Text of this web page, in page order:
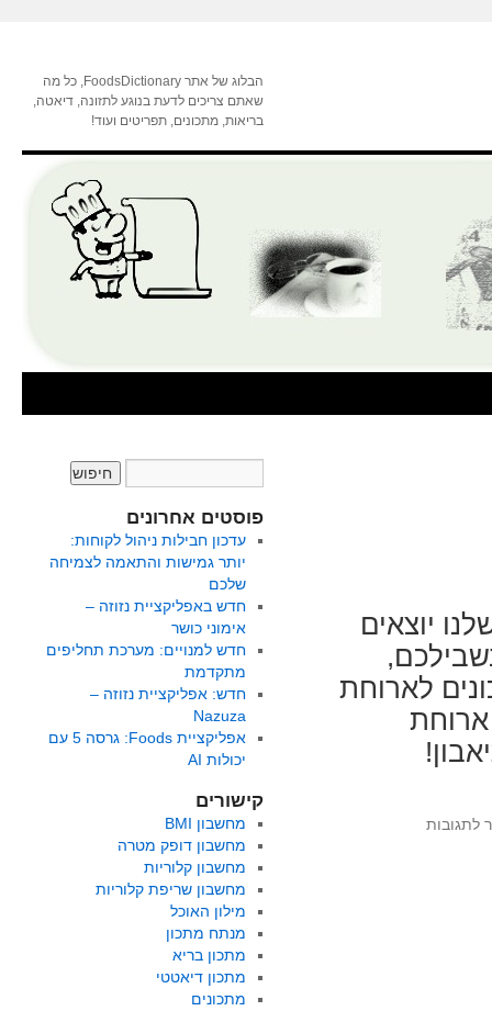
הבלוג של אתר FoodsDictionary, כל מה
שאתם צריכים לדעת בנוגע לתזונה, דיאטה,
בריאות, מתכונים, תפריטים ועוד!
יוצאים
לארוחת
ארוחת
לתגובותעל
פוסטים אחרונים
עדכון חבילות ניהול לקוחות:
יותר גמישות והתאמה לצמיחה
שלכם
חדש באפליקציית נזוזה –
אימוני כושר
חדש למנויים: מערכת תחליפים
מתקדמת
חדש: אפליקציית נזוזה –
Nazuza
אפליקציית Foods: גרסה 5 עם
יכולות AI
קישורים
מחשבון BMI
מחשבון דופק מטרה
מחשבון קלוריות
מחשבון שריפת קלוריות
מילון האוכל
מנתח מתכון
מתכון בריא
מתכון דיאטטי
מתכונים